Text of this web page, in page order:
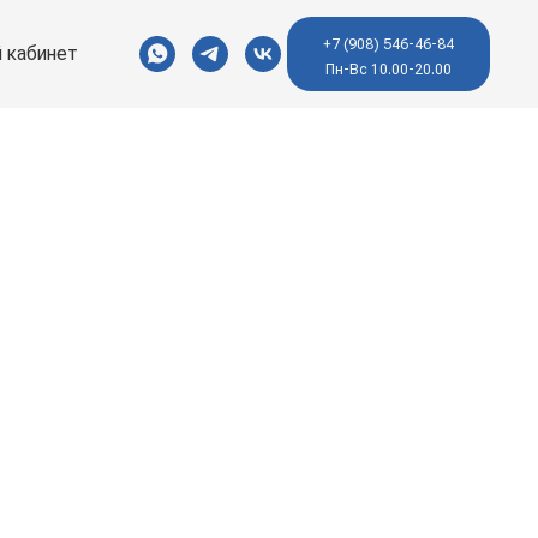
+7 (908) 546-46-84
Пн-Вс 10.00-20.00